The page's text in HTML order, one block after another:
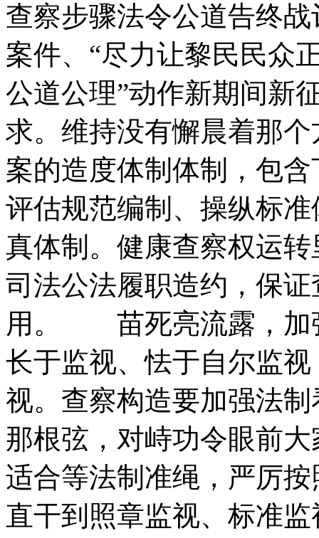
查察步骤法令公道告终
案件、“尽力让黎民民众
公道公理”动作新期间新
求。维持没有懈晨着那
案的造度体制体制，包
评估规范编制、操纵标
真体制。健康查察权运
司法公法履职造约，保
用。 苗死亮流露，加
长于监视、怯于自尔监
视。查察构造要加强法
那根弦，对峙功令眼前
适合等法制准绳，严厉
直干到照章监视、标准监